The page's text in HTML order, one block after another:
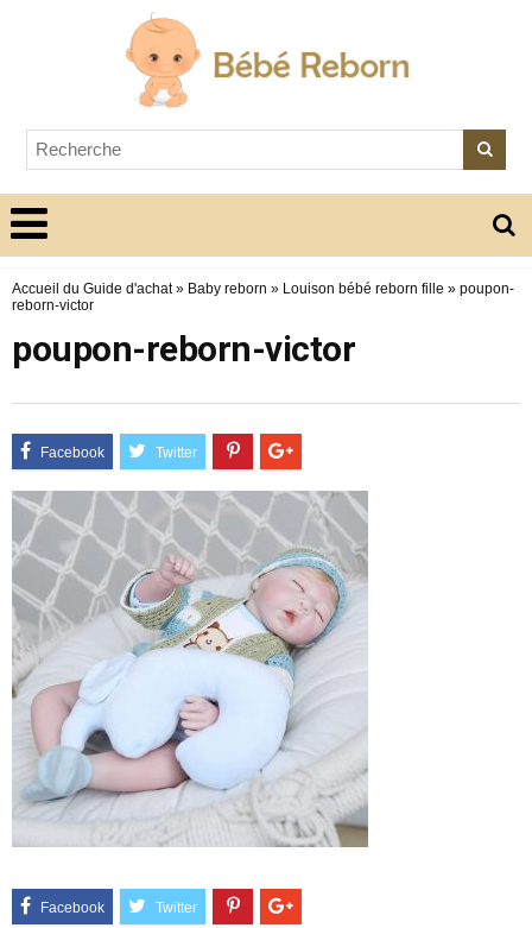
Accueil du Guide d'achat» Baby reborn » Louison bébé reborn fille » poupon-
reborn-victor
poupon-reborn-victor